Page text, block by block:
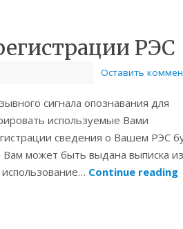
РЭС
Оставить
сигнала опознавания для
используемые Вами
сведения о Вашем РЭС
может быть выдана выписка из
Continue reading